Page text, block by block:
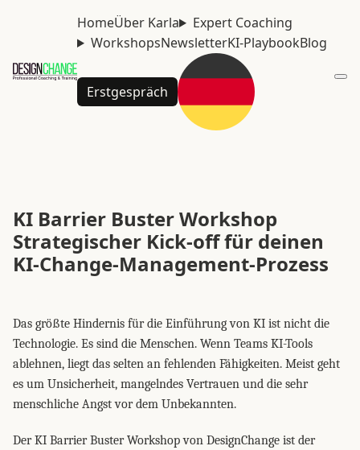
HomeÜber Karla
Expert Coaching
WorkshopsNewsletterKI-PlaybookBlog
Erstgespräch
KI Barrier Buster Workshop
Strategischer Kick-off für deinen
KI-Change-Management-Prozess
Das größte Hindernis für die Einführung von KI ist nicht die
Technologie. Es sind die Menschen. Wenn Teams KI-Tools
ablehnen, liegt das selten an fehlenden Fähigkeiten. Meist geht
es um Unsicherheit, mangelndes Vertrauen und die sehr
menschliche Angst vor dem Unbekannten.
Der KI Barrier Buster Workshop von DesignChange ist der